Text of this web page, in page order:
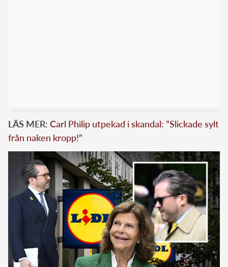
LÄS MER: Carl Philip utpekad i skandal: ”Slickade sylt
från naken kropp!”